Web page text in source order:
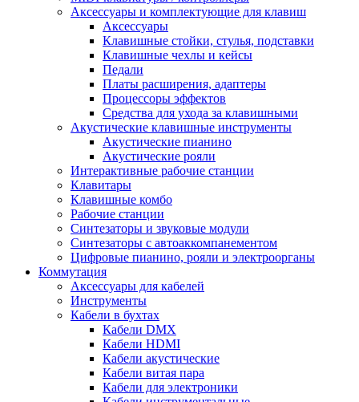
Аксессуары и комплектующие для клавиш
Аксессуары
Клавишные стойки, стулья, подставки
Клавишные чехлы и кейсы
Педали
Платы расширения, адаптеры
Процессоры эффектов
Средства для ухода за клавишными
Акустические клавишные инструменты
Акустические пианино
Акустические рояли
Интерактивные рабочие станции
Клавитары
Клавишные комбо
Рабочие станции
Синтезаторы и звуковые модули
Синтезаторы с автоаккомпанементом
Цифровые пианино, рояли и электроорганы
Коммутация
Аксессуары для кабелей
Инструменты
Кабели в бухтах
Кабели DMX
Кабели HDMI
Кабели акустические
Кабели витая пара
Кабели для электроники